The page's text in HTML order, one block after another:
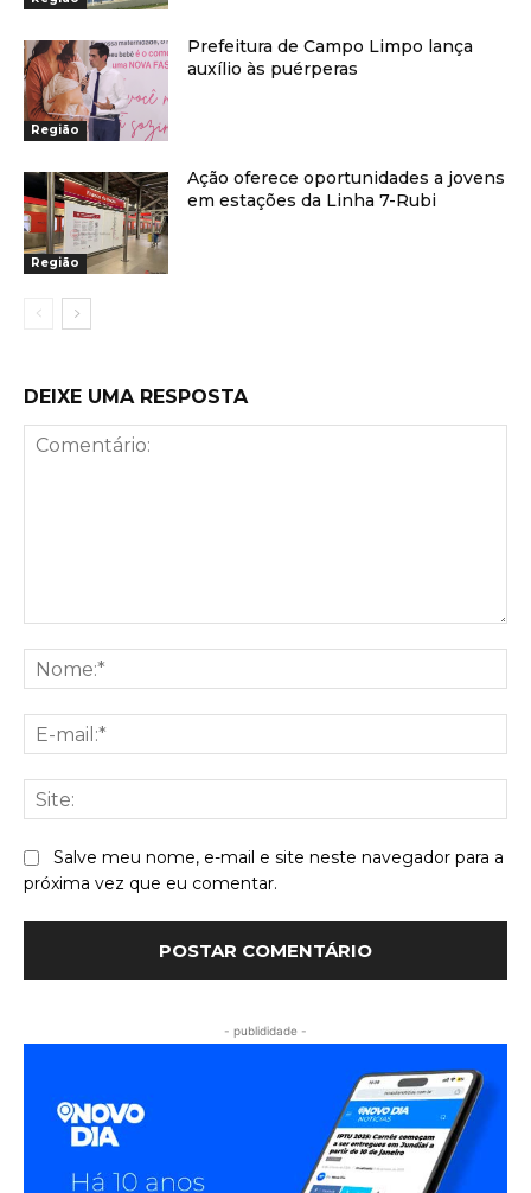
Região
Prefeitura de Campo Limpo lança
auxílio às puérperas
Região
Ação oferece oportunidades a jovens
em estações da Linha 7-Rubi
DEIXE UMA RESPOSTA
Salve meu nome, e-mail e site neste navegador para a
próxima vez que eu comentar.
- publididade -